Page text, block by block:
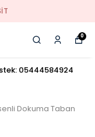
0
05444584924
Dokuma Taban